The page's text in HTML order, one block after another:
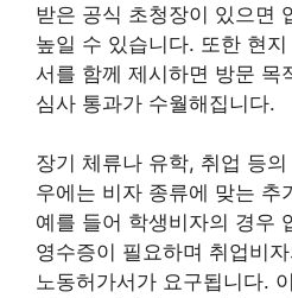
받은 공식 초청장이 있으면
높일 수 있습니다. 또한 현
서를 함께 제시하면 방문 목
심사 통과가 수월해집니다.
장기 체류나 유학, 취업 등
우에는 비자 종류에 맞는 추
예를 들어 학생비자의 경우
영수증이 필요하며 취업비
노동허가서가 요구됩니다.